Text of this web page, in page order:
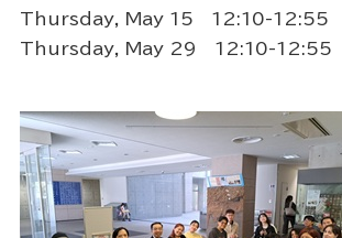
Thursday, May 15 12:10-12:55
Thursday, May 29 12:10-12:55